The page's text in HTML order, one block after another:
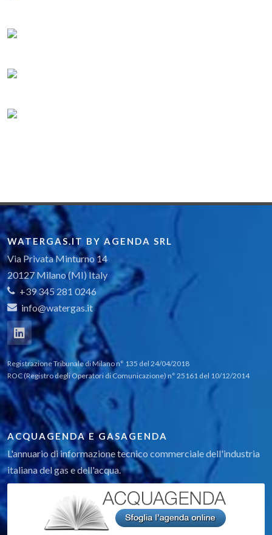
WATERGAS.IT BY AGENDA SRL
Via Privata Minturno 14
20127 Milano (MI) Italy
+39 345 281 0246
info@watergas.it
Registrazione Tribunale di Milano n° 135 del 24/04/2018
ROC (Registro degli Operatori di Comunicazione) n° 25161 del 10/12/2014
ACQUAGENDA E GASAGENDA
L'annuario di informazione tecnico commerciale dell'industria
italiana del gas e dell'acqua.